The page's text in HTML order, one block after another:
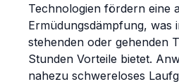
Technologien fördern eine
Ermüdungsdämpfung, was
stehenden oder gehenden
Stunden Vorteile bietet.
nahezu schwereloses